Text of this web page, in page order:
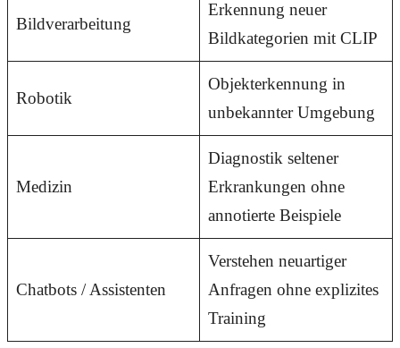
Bildverarbeitung
Erkennung neuer
Bildkategorien mit CLIP
Robotik
Objekterkennung in
unbekannter Umgebung
Medizin
Diagnostik seltener
Erkrankungen ohne
annotierte Beispiele
Chatbots / Assistenten
Verstehen neuartiger
Anfragen ohne explizites
Training